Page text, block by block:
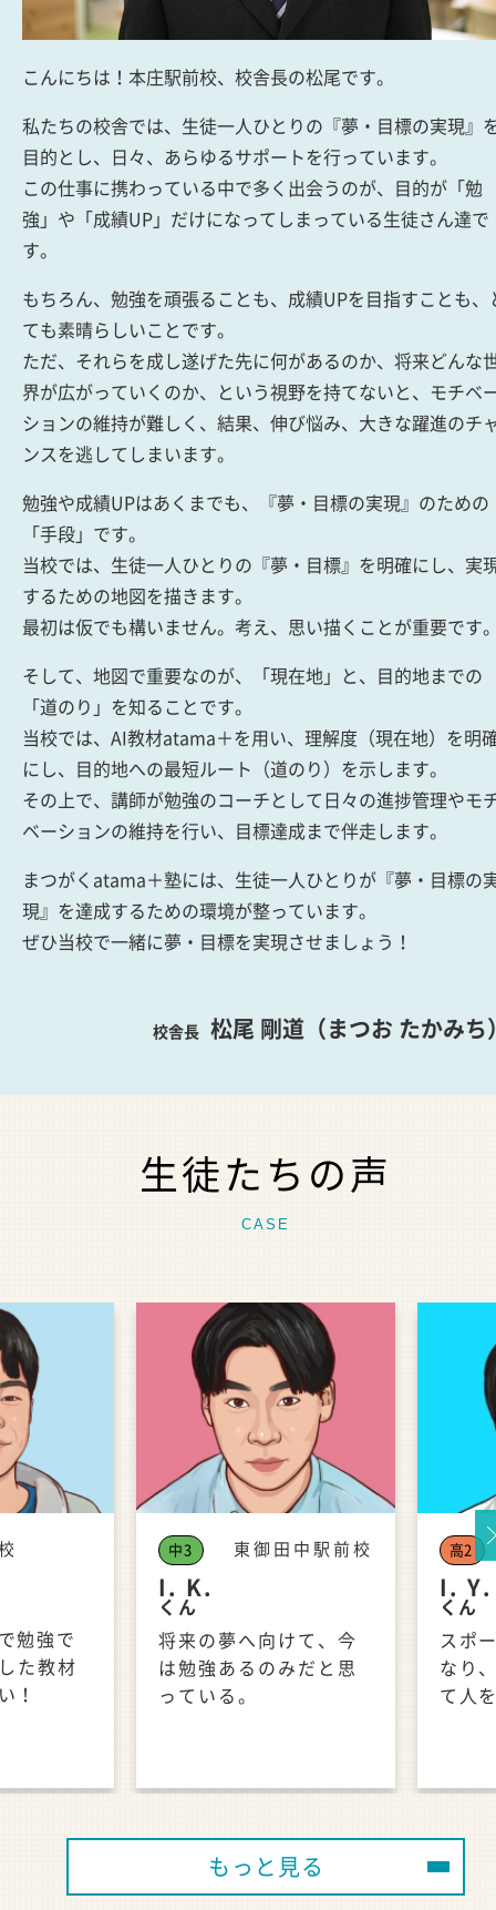
こんにちは！本庄駅前校、校舎長の松尾です。
私たちの校舎では、生徒一人ひとりの『夢・目標の実現』
目的とし、日々、あらゆるサポートを行っています。
この仕事に携わっている中で多く出会うのが、目的が「勉
強」や「成績UP」だけになってしまっている生徒さん達で
す。
もちろん、勉強を頑張ることも、成績UPを目指すことも、
ても素晴らしいことです。
ただ、それらを成し遂げた先に何があるのか、将来どんな
界が広がっていくのか、という視野を持てないと、モチベ
ションの維持が難しく、結果、伸び悩み、大きな躍進のチ
ンスを逃してしまいます。
勉強や成績UPはあくまでも、『夢・目標の実現』のための
「手段」です。
当校では、生徒一人ひとりの『夢・目標』を明確にし、実
するための地図を描きます。
最初は仮でも構いません。考え、思い描くことが重要です
そして、地図で重要なのが、「現在地」と、目的地までの
「道のり」を知ることです。
当校では、AI教材atama＋を用い、理解度（現在地）を明
にし、目的地への最短ルート（道のり）を示します。
その上で、講師が勉強のコーチとして日々の進捗管理やモ
ベーションの維持を行い、目標達成まで伴走します。
まつがくatama＋塾には、生徒一人ひとりが『夢・目標の
現』を達成するための環境が整っています。
ぜひ当校で一緒に夢・目標を実現させましょう！
校舎長 松尾 剛道（まつお たかみち
生徒たちの声
CASE
勉強で
た教材
！
中3 東御田中駅前校
I. K.
くん
将来の夢へ向けて、今
は勉強あるのみだと思
っている。
高2
I. Y.
くん
スポ
なり
て人
もっと見る